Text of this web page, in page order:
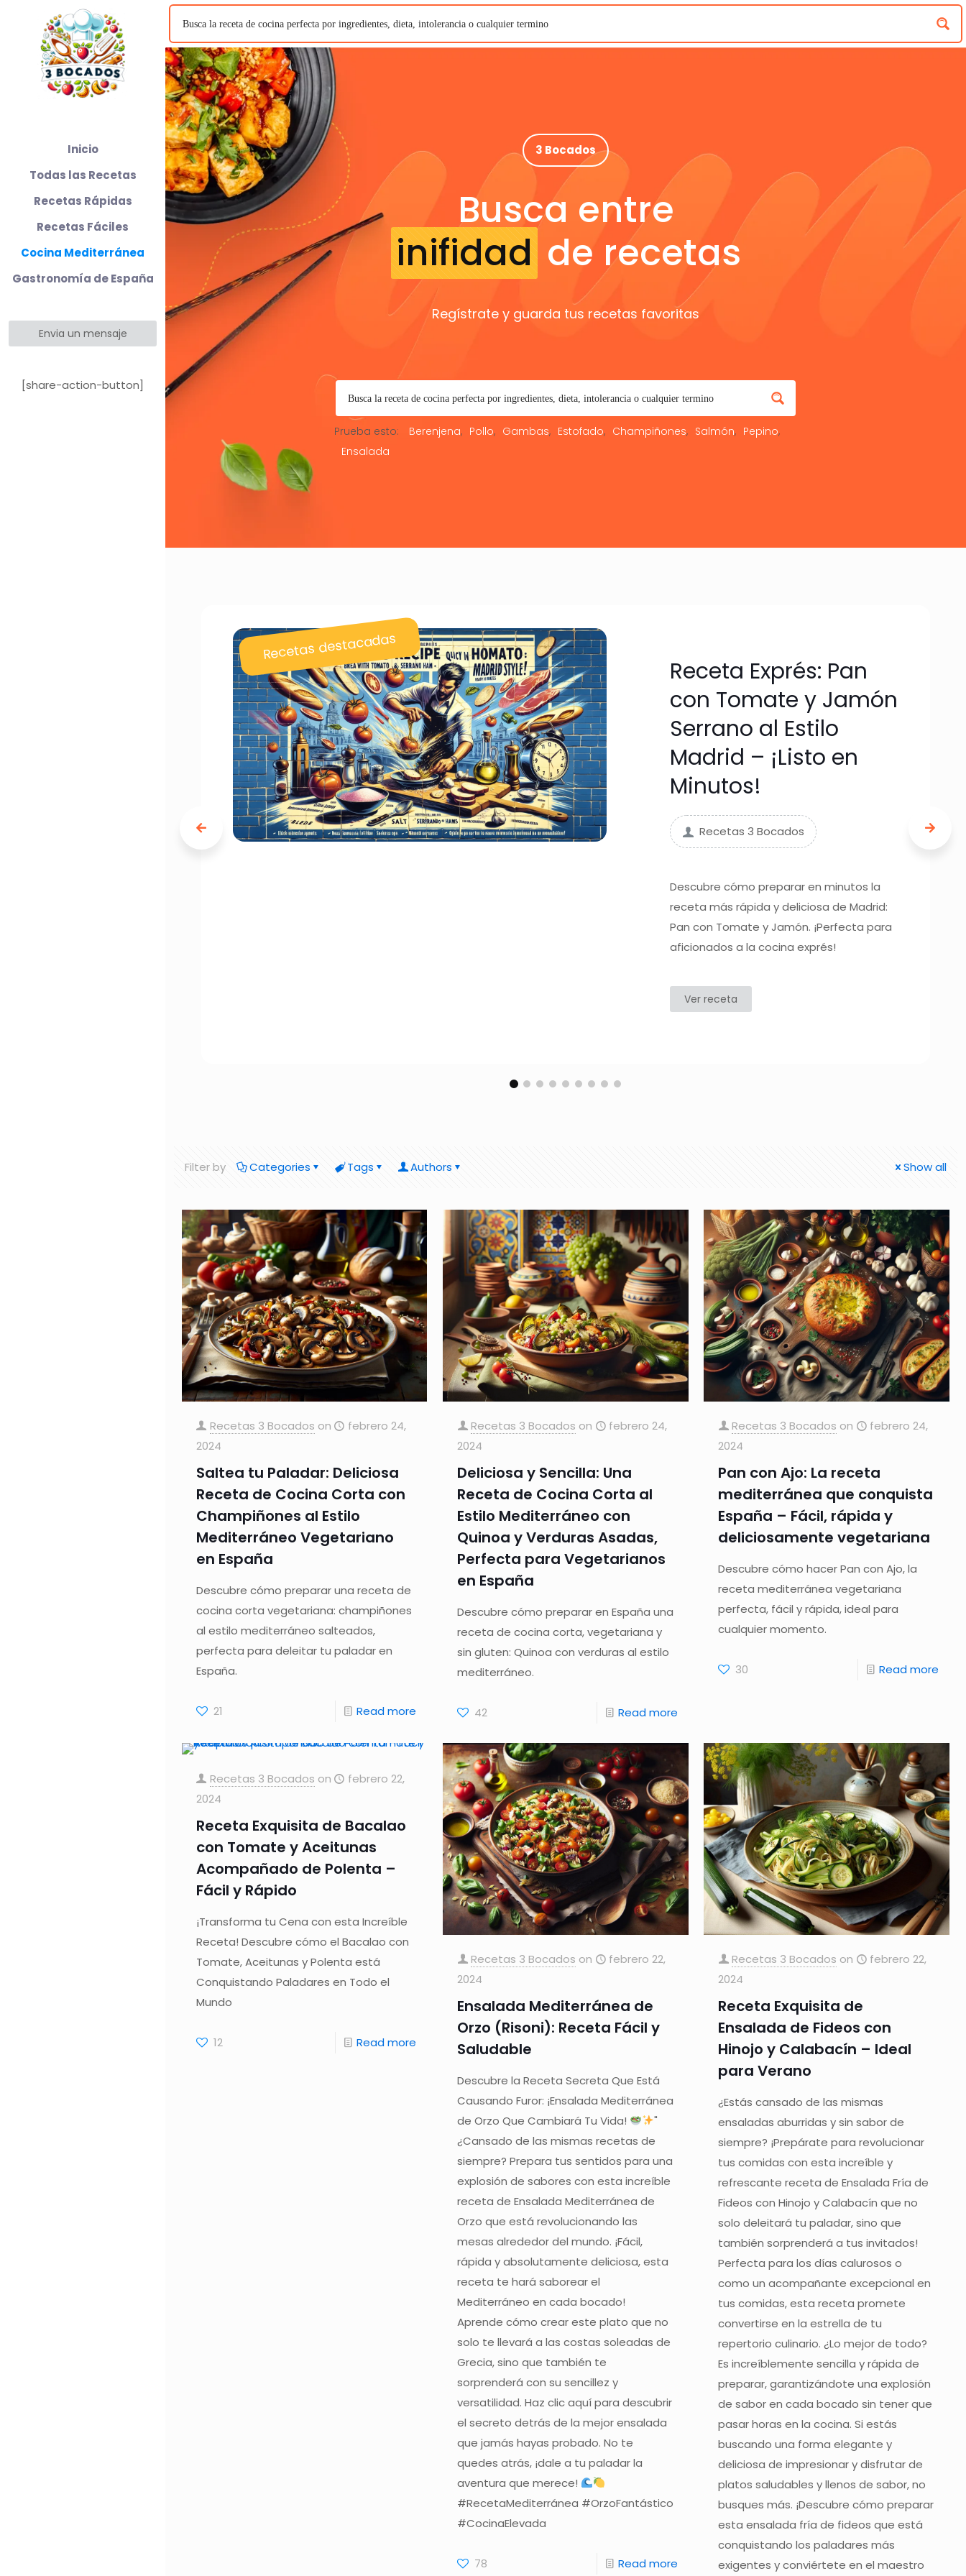
3 Bocados
Busca entre
inifidad de recetas
Regístrate y guarda tus recetas favoritas
Prueba esto: Berenjena Pollo Gambas Estofado Champiñones Salmón
Pepino
Ensalada
Recetas destacadas
Receta Exprés: Pan
con Tomate y Jamón
Serrano al Estilo
Madrid – ¡Listo en
Minutos!
Recetas 3 Bocados
Descubre cómo preparar en minutos la
receta más rápida y deliciosa de Madrid:
Pan con Tomate y Jamón. ¡Perfecta para
aficionados a la cocina exprés!
Ver receta
Filter by Categories Tags Authors Show all
Recetas 3 Bocados on
febrero 24,
2024
Saltea tu Paladar: Deliciosa
Receta de Cocina Corta con
Champiñones al Estilo
Mediterráneo Vegetariano
en España
Descubre cómo preparar una receta de
cocina corta vegetariana: champiñones
al estilo mediterráneo salteados,
perfecta para deleitar tu paladar en
España.
21 Read more
Recetas 3 Bocados on
febrero 24,
2024
Deliciosa y Sencilla: Una
Receta de Cocina Corta al
Estilo Mediterráneo con
Quinoa y Verduras Asadas,
Perfecta para Vegetarianos
en España
Descubre cómo preparar en España una
receta de cocina corta, vegetariana y
sin gluten: Quinoa con verduras al estilo
mediterráneo.
42 Read more
Recetas 3 Bocados on
febrero 24,
2024
Pan con Ajo: La receta
mediterránea que conquista
España – Fácil, rápida y
deliciosamente vegetariana
Descubre cómo hacer Pan con Ajo, la
receta mediterránea vegetariana
perfecta, fácil y rápida, ideal para
cualquier momento.
30 Read more
Recetas 3 Bocados on
febrero 22,
2024
Receta Exquisita de Bacalao
con Tomate y Aceitunas
Acompañado de Polenta –
Fácil y Rápido
¡Transforma tu Cena con esta Increíble
Receta! Descubre cómo el Bacalao con
Tomate, Aceitunas y Polenta está
Conquistando Paladares en Todo el
Mundo
12 Read more
Recetas 3 Bocados on
febrero 22,
2024
Ensalada Mediterránea de
Orzo (Risoni): Receta Fácil y
Saludable
Descubre la Receta Secreta Que Está
Causando Furor: ¡Ensalada Mediterránea
de Orzo Que Cambiará Tu Vida!
"
¿Cansado de las mismas recetas de
siempre? Prepara tus sentidos para una
explosión de sabores con esta increíble
receta de Ensalada Mediterránea de
Orzo que está revolucionando las
mesas alrededor del mundo. ¡Fácil,
rápida y absolutamente deliciosa, esta
receta te hará saborear el
Mediterráneo en cada bocado!
Aprende cómo crear este plato que no
solo te llevará a las costas soleadas de
Grecia, sino que también te
sorprenderá con su sencillez y
versatilidad. Haz clic aquí para descubrir
el secreto detrás de la mejor ensalada
que jamás hayas probado. No te
quedes atrás, ¡dale a tu paladar la
aventura que merece!
#RecetaMediterránea #OrzoFantástico
#CocinaElevada
78 Read more
Recetas 3 Bocados on
febrero 22,
2024
Receta Exquisita de
Ensalada de Fideos con
Hinojo y Calabacín – Ideal
para Verano
¿Estás cansado de las mismas
ensaladas aburridas y sin sabor de
siempre? ¡Prepárate para revolucionar
tus comidas con esta increíble y
refrescante receta de Ensalada Fría de
Fideos con Hinojo y Calabacín que no
solo deleitará tu paladar, sino que
también sorprenderá a tus invitados!
Perfecta para los días calurosos o
como un acompañante excepcional en
tus comidas, esta receta promete
convertirse en la estrella de tu
repertorio culinario. ¿Lo mejor de todo?
Es increíblemente sencilla y rápida de
preparar, garantizándote una explosión
de sabor en cada bocado sin tener que
pasar horas en la cocina. Si estás
buscando una forma elegante y
deliciosa de impresionar y disfrutar de
platos saludables y llenos de sabor, no
busques más. ¡Descubre cómo preparar
esta ensalada fría de fideos que está
conquistando los paladares más
exigentes y conviértete en el maestro
Inicio
Todas las Recetas
Recetas Rápidas
Recetas Fáciles
Cocina Mediterránea
Gastronomía de España
Envia un mensaje
[share-action-button]